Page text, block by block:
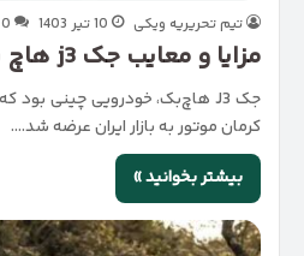
تیم تحریریه ویکی 10 تیر 1403 0
مزایا و معایب جک j3 هاچ بک
کرمان موتور به بازار ایران عرضه شد.…
بیشتر بخوانید »